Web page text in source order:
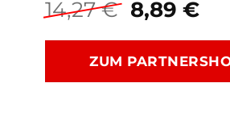
14,27€
war:
14,27 €
8,89 €
ist:
ZUM